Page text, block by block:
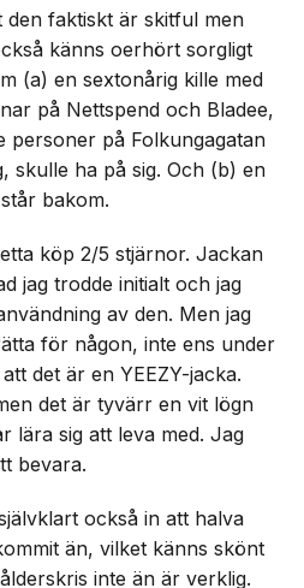
faktiskt är skitful men
känns oerhört sorgligt
(a) en sextonårig kille med
på Nettspend och Bladee,
personer på Folkungagatan
skulle ha på sig. Och (b) en
bakom.
köp 2/5 stjärnor. Jackan
jag trodde initialt och jag
av den. Men jag
för någon, inte ens under
det är en YEEZY-jacka.
det är tyvärr en vit lögn
lära sig att leva med. Jag
bevara.
också in att halva
än, vilket känns skönt
inte än är verklig.